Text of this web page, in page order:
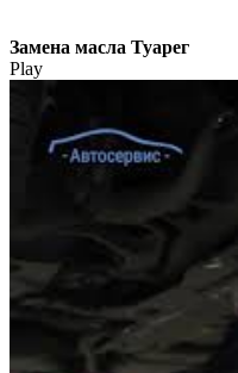
Замена масла Туарег
Play